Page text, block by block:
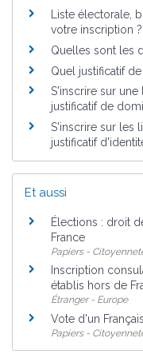
Liste électorale,
votre inscription ?
Quelles sont les
Quel justificatif
S'inscrire sur une
justificatif de
S'inscrire sur les
justificatif
Et aussi
Élections : droit
France
Papiers -
Inscription
établis hors de
Étranger - Europe
Vote d'un
Papiers -